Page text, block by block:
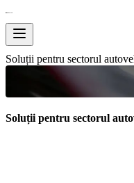
Soluții pentru sectorul
Soluții pentru sectorul